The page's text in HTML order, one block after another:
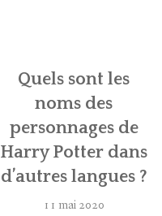
Quels sont les
noms des
personnages de
Harry Potter dans
d’autres langues ?
11 mai 2020